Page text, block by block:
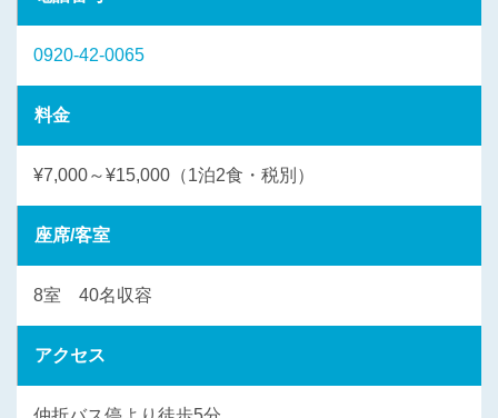
0920-42-0065
料金
¥7,000～¥15,000（1泊2食・税別）
座席/客室
8室 40名収容
アクセス